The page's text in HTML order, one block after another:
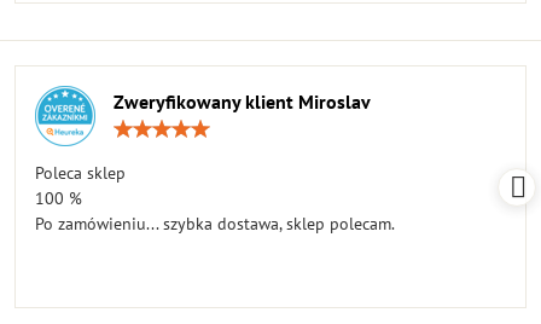
Zweryfikowany klient Miroslav
Poleca sklep
100 %
Po zamówieniu... szybka dostawa, sklep polecam.